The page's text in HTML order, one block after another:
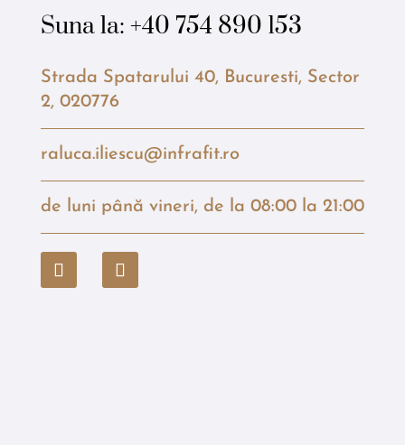
Suna la: +40 754 890 153
Strada Spatarului 40, Bucuresti, Sector
2, 020776
raluca.iliescu@infrafit.ro
de luni până vineri, de la 08:00 la 21:00